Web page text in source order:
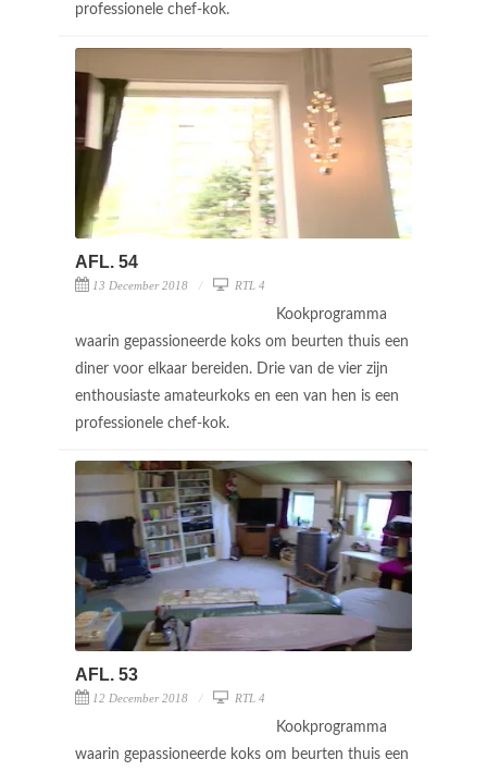
professionele chef-kok.
AFL. 54
13 December 2018 RTL 4
Kookprogramma
waarin gepassioneerde koks om beurten thuis een
diner voor elkaar bereiden. Drie van de vier zijn
enthousiaste amateurkoks en een van hen is een
professionele chef-kok.
AFL. 53
12 December 2018 RTL 4
Kookprogramma
waarin gepassioneerde koks om beurten thuis een